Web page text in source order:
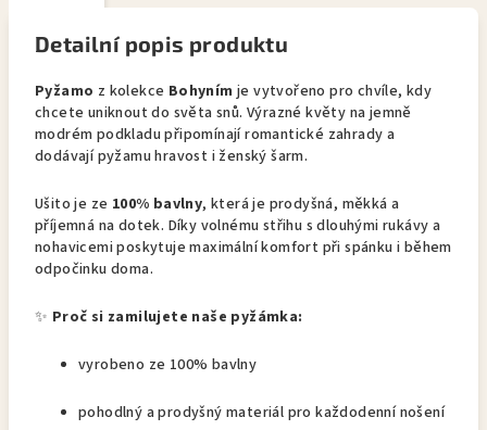
Detailní popis produktu
Pyžamo z kolekce Bohyním je vytvořeno pro chvíle, kdy
chcete uniknout do světa snů. Výrazné květy na jemně
modrém podkladu připomínají romantické zahrady a
dodávají pyžamu hravost i ženský šarm.
Ušito je ze 100% bavlny, která je prodyšná, měkká a
příjemná na dotek. Díky volnému střihu s dlouhými rukávy a
nohavicemi poskytuje maximální komfort při spánku i během
odpočinku doma.
✨ Proč si zamilujete naše pyžámka:
vyrobeno ze 100% bavlny
pohodlný a prodyšný materiál pro každodenní nošení